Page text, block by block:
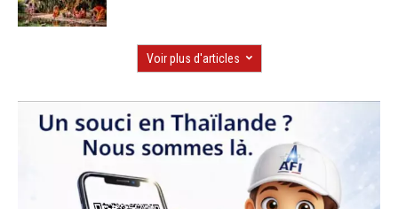
Voir plus d'articles